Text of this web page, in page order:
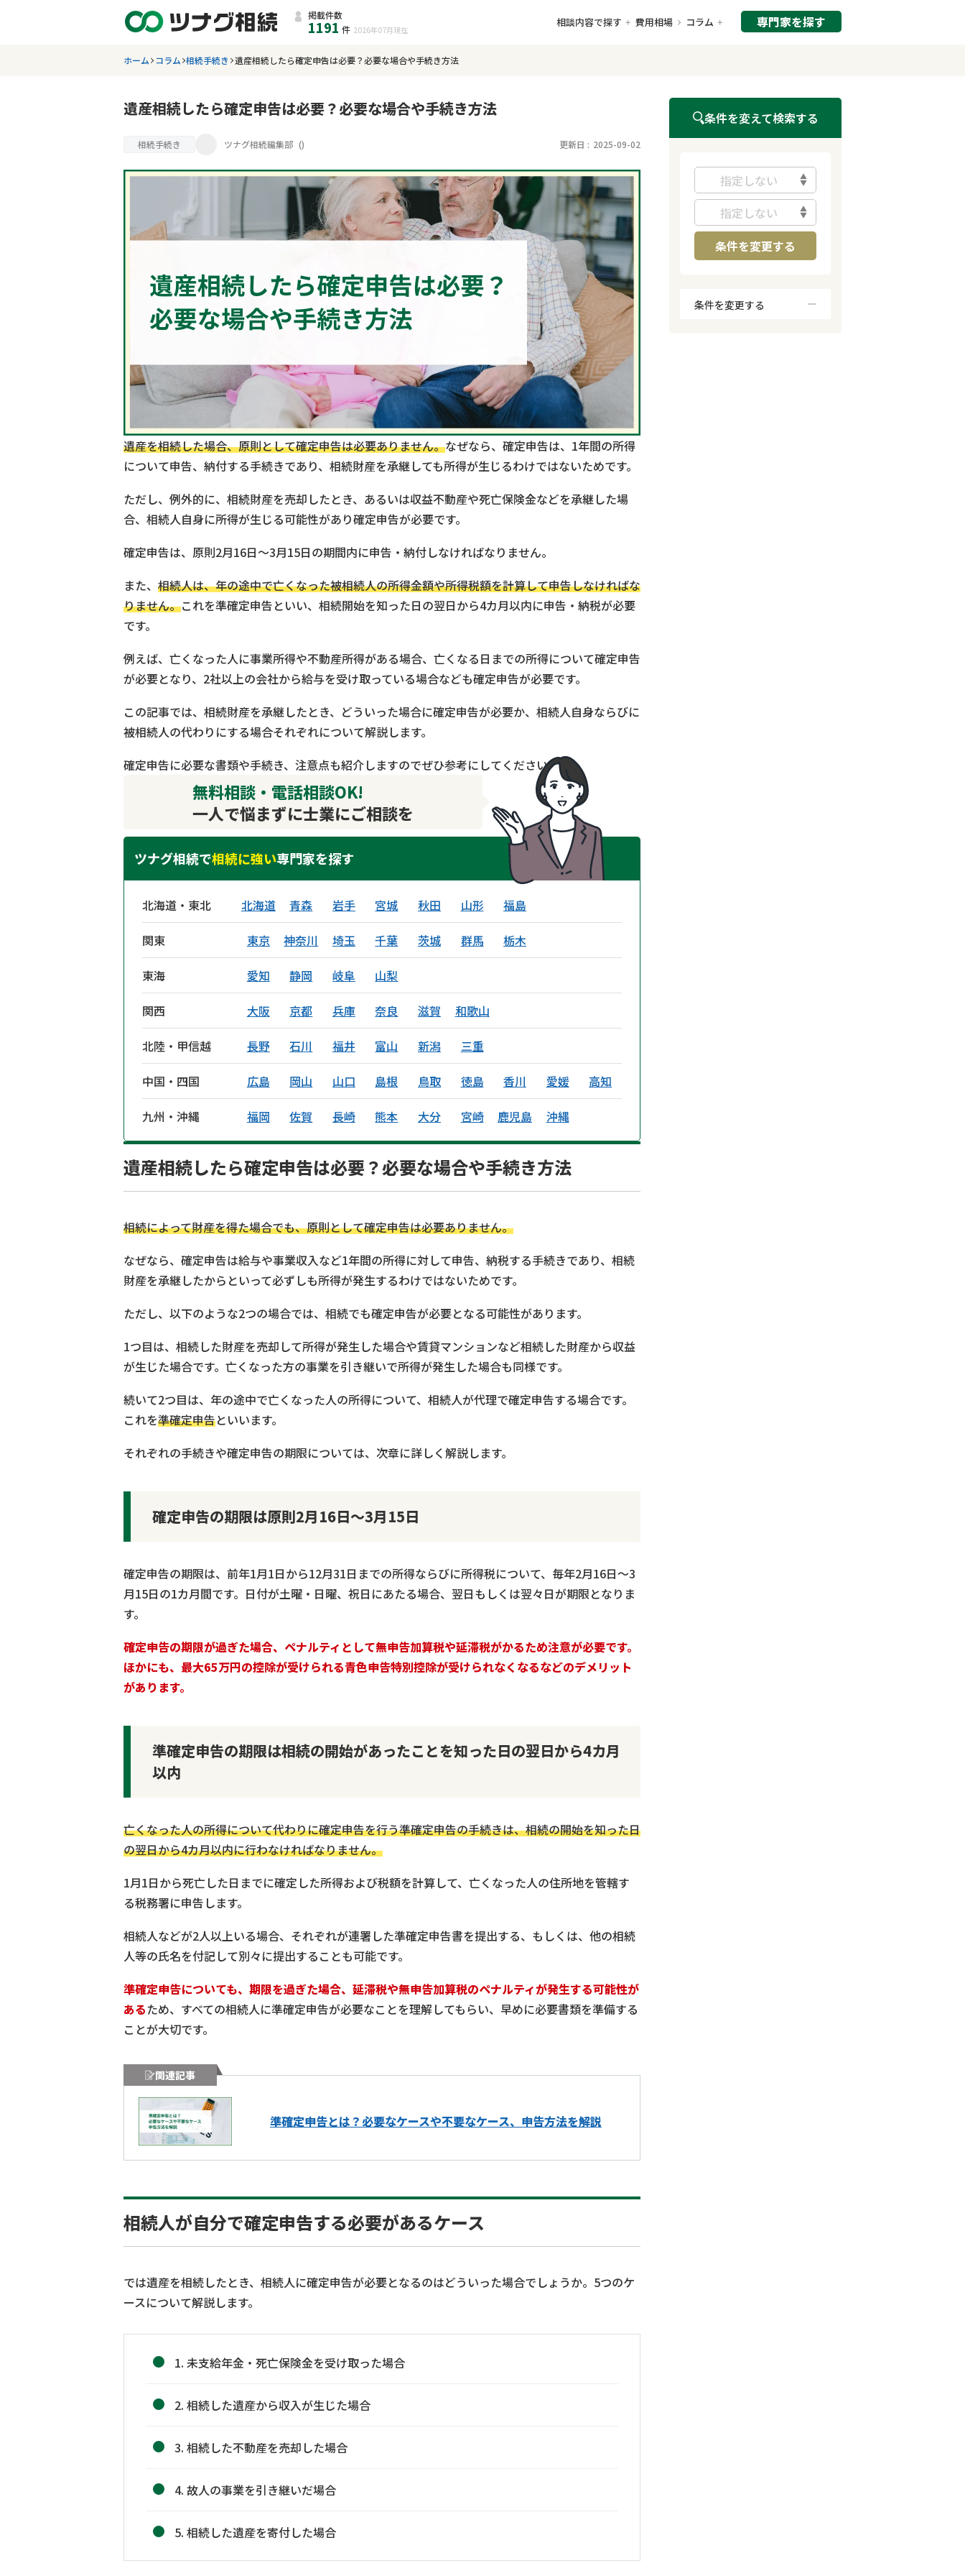
掲載件数
1191 件 2026年07月 現在
相談内容で探す 費用相場 コラム 専門家を探す
ホーム コラム 相続手続き 遺産相続したら確定申告は必要？必要な場合や手続き方法
遺産相続したら確定申告は必要？必要な場合や手続き方法
相続手続き ツナグ相続編集部 () 更新日 : 2025-09-02
遺産を相続した場合、原則として確定申告は必要ありません。なぜなら、確定申告は、1年間の所得
について申告、納付する手続きであり、相続財産を承継しても所得が生じるわけではないためです。
ただし、例外的に、相続財産を売却したとき、あるいは収益不動産や死亡保険金などを承継した場
合、相続人自身に所得が生じる可能性があり確定申告が必要です。
確定申告は、原則2月16日～3月15日の期間内に申告・納付しなければなりません。
また、 相続人は、年の途中で亡くなった被相続人の所得金額や所得税額を計算して申告しなければな
りません。これを準確定申告といい、相続開始を知った日の翌日から4カ月以内に申告・納税が必要
です。
例えば、亡くなった人に事業所得や不動産所得がある場合、亡くなる日までの所得について確定申告
が必要となり、2社以上の会社から給与を受け取っている場合なども確定申告が必要です。
この記事では、相続財産を承継したとき、どういった場合に確定申告が必要か、相続人自身ならびに
被相続人の代わりにする場合それぞれについて解説します。
確定申告に必要な書類や手続き、注意点も紹介しますのでぜひ参考にしてください。
無料相談・電話相談OK!
一人で悩まずに士業にご相談を
ツナグ相続で相続に強い専門家を探す
北海道・東北 北海道 青森 岩手 宮城 秋田 山形 福島
関東 東京 神奈川 埼玉 千葉 茨城 群馬 栃木
東海 愛知 静岡 岐阜 山梨
関西 大阪 京都 兵庫 奈良 滋賀 和歌山
北陸・甲信越 長野 石川 福井 富山 新潟 三重
中国・四国 広島 岡山 山口 島根 鳥取 徳島 香川 愛媛 高知
九州・沖縄 福岡 佐賀 長崎 熊本 大分 宮崎 鹿児島 沖縄
遺産相続したら確定申告は必要？必要な場合や手続き方法
相続によって財産を得た場合でも、原則として確定申告は必要ありません。
なぜなら、確定申告は給与や事業収入など1年間の所得に対して申告、納税する手続きであり、相続
財産を承継したからといって必ずしも所得が発生するわけではないためです。
ただし、以下のような2つの場合では、相続でも確定申告が必要となる可能性があります。
1つ目は、相続した財産を売却して所得が発生した場合や賃貸マンションなど相続した財産から収益
が生じた場合です。亡くなった方の事業を引き継いで所得が発生した場合も同様です。
続いて2つ目は、年の途中で亡くなった人の所得について、相続人が代理で確定申告する場合です。
これを準確定申告といいます。
それぞれの手続きや確定申告の期限については、次章に詳しく解説します。
確定申告の期限は原則2月16日～3月15日
確定申告の期限は、前年1月1日から12月31日までの所得ならびに所得税について、毎年2月16日～3
月15日の1カ月間です。日付が土曜・日曜、祝日にあたる場合、翌日もしくは翌々日が期限となりま
す。
確定申告の期限が過ぎた場合、ペナルティとして無申告加算税や延滞税がかるため注意が必要です。
ほかにも、最大65万円の控除が受けられる青色申告特別控除が受けられなくなるなどのデメリット
があります。
準確定申告の期限は相続の開始があったことを知った日の翌日から4カ月
以内
亡くなった人の所得について代わりに確定申告を行う準確定申告の手続きは、相続の開始を知った日
の翌日から4カ月以内に行わなければなりません。
1月1日から死亡した日までに確定した所得および税額を計算して、亡くなった人の住所地を管轄す
る税務署に申告します。
相続人などが2人以上いる場合、それぞれが連署した準確定申告書を提出する、もしくは、他の相続
人等の氏名を付記して別々に提出することも可能です。
準確定申告についても、期限を過ぎた場合、延滞税や無申告加算税のペナルティが発生する可能性が
あるため、すべての相続人に準確定申告が必要なことを理解してもらい、早めに必要書類を準備する
ことが大切です。
関連記事
準確定申告とは？必要なケースや不要なケース、申告方法を解説
相続人が自分で確定申告する必要があるケース
では遺産を相続したとき、相続人に確定申告が必要となるのはどういった場合でしょうか。5つのケ
ースについて解説します。
1. 未支給年金・死亡保険金を受け取った場合
2. 相続した遺産から収入が生じた場合
3. 相続した不動産を売却した場合
4. 故人の事業を引き継いだ場合
5. 相続した遺産を寄付した場合
条件を変えて検索する
指定しない
指定しない
条件を変更する
条件を変更する